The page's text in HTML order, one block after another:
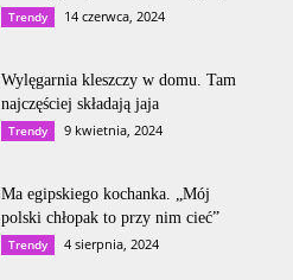
Trendy 14 czerwca, 2024
Wylęgarnia kleszczy w domu. Tam
najczęściej składają jaja
Trendy 9 kwietnia, 2024
Ma egipskiego kochanka. „Mój
polski chłopak to przy nim cieć”
Trendy 4 sierpnia, 2024